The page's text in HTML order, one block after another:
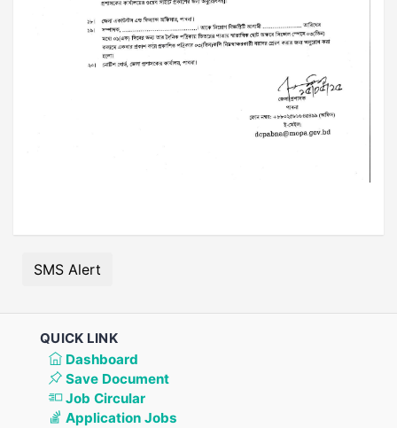
SMS Alert
QUICK LINK
Dashboard
Save Document
Job Circular
Application Jobs